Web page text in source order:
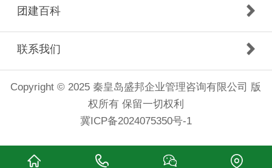
团建百科
联系我们
Copyright © 2025 秦皇岛盛邦企业管理咨询有限公司 版
权所有 保留一切权利
冀ICP备2024075350号-1